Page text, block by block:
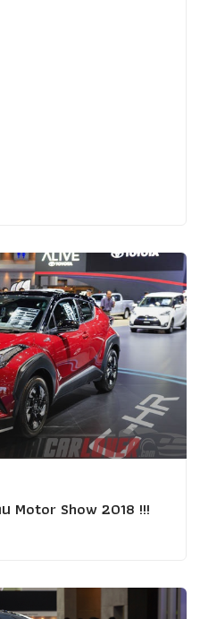
Motor Show 2018 !!!